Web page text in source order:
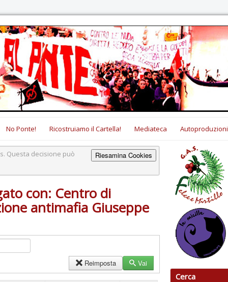
No Ponte! Ricostruiamo il Cartella! Mediateca Autoproduzioni
Riesamina Cookies
Questa decisione può
con: Centro di
antimafia Giuseppe
Vai
Reimposta
Cerca